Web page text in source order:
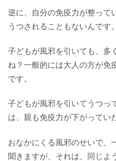
逆に、自分の免疫力が整って
うつされることもないんです。
子どもが風邪を引いても、多
ね？一般的には大人の方が免
です。
子どもが風邪を引いてうつっ
は、親も免疫力が下がってい
おなかにくる風邪のせいで、
聞きますが、それは、同じよ